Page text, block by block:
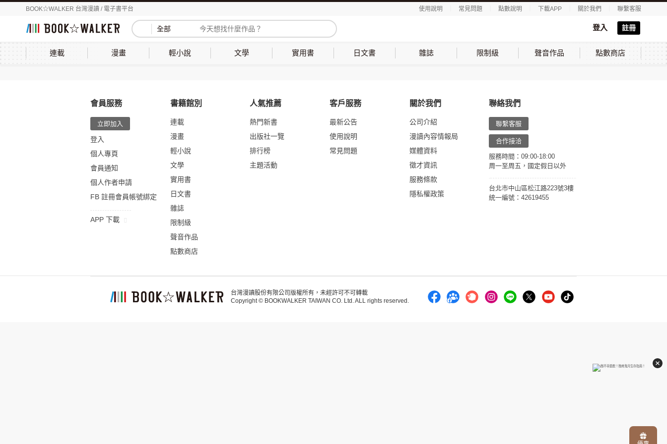
BOOK☆WALKER 台灣漫讀 / 電子書平台 使用說明 常見問題 點數說明 下載APP 關於我們 聯繫客服
全部 登入 註冊
連載 漫畫 輕小說 文學 實用書 日文書 雜誌 限制級 聲音作品 點數商店
會員服務
立即加入
登入
個人專頁
會員通知
個人作者申請
FB 註冊會員帳號綁定
APP 下載
書籍館別
連載
漫畫
輕小說
文學
實用書
日文書
雜誌
限制級
聲音作品
點數商店
人氣推薦
熱門新書
出版社一覽
排行榜
主題活動
客戶服務
最新公告
使用說明
常見問題
關於我們
公司介紹
漫讀內容情報局
媒體資料
徵才資訊
服務條款
隱私權政策
聯絡我們
聯繫客服
合作接洽
服務時間：09:00-18:00
周一至周五，國定假日以外
台北市中山區松江路223號3樓
統一編號：42619455
台灣漫讀股份有限公司版權所有，未經許可不可轉載
Copyright © BOOKWALKER TAIWAN CO. Ltd. ALL rights reserved.